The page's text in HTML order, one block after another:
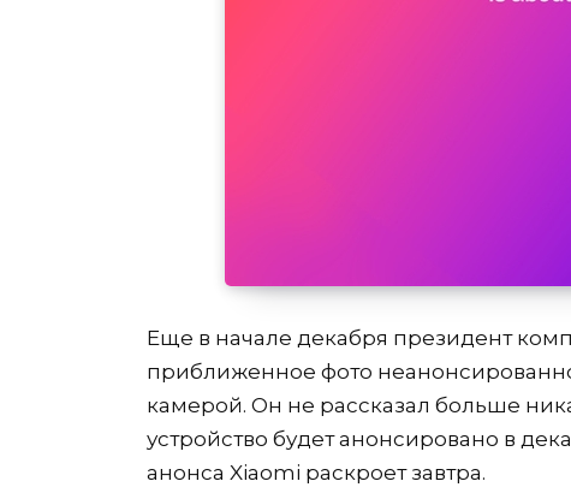
Еще в начале декабря президент
приближенное фото
камерой. Он не рассказал больше
устройство будет анонсировано в
анонса Xiaomi раскроет завтра.